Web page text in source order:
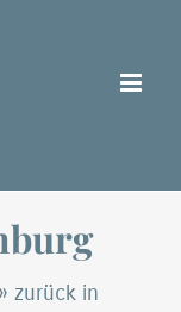
» zurück in